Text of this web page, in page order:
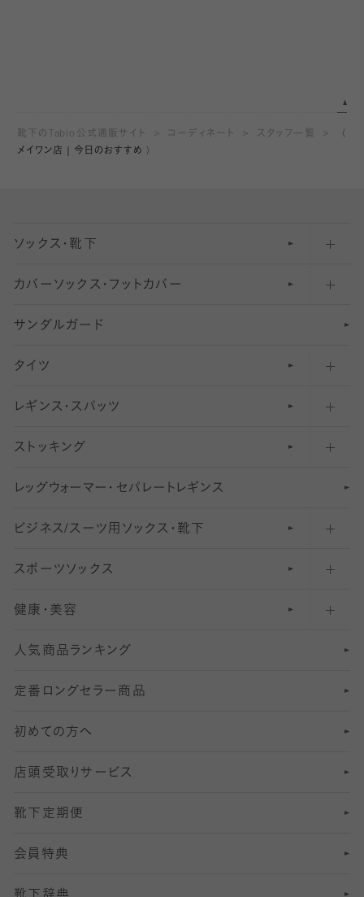
靴下のTabio公式通販サイト コーディネート スタッフ一覧
〈
メイワン店｜今日のおすすめ 〉
ソックス・靴下
五本指ソックス・靴下
足袋ソックス・靴下
無地・プレーンソックス・靴下
柄ソックス・靴下
スニーカー（くるぶし）用ソックス
アンクル・ショートソックス（くるぶし上）
クルーソックス（ふくらはぎ下）
ハイソックス
オーバーニー・ニーハイソックス
カバーソックス・フットカバー
フットカバー・カバーソックス（深め）
フットカバー・カバーソックス（ふつう）
フットカバー・カバーソックス（浅め）
サンダルガード
タイツ
30デニール以下のタイツ（薄手タイツ）
31〜40デニールタイツ
41〜60デニールタイツ
61〜80デニールタイツ
81 〜110デニールタイツ
111〜210デニールタイツ
211デニールタイツ以上（防寒・厚手タイツ）
レギンス・スパッツ
柄レギンス
無地レギンス
レギンスパンツ（レギパン）
マタニティレギンス
5 分丈
6 分丈レギンス
7 分丈 レギンス
8分丈 レギンス
10分丈 レギンス
12分丈レギンス
13分丈レギンス
ストッキング
伝線しにくいストッキング
ショートストッキング
結婚式用ストッキング
美脚ストッキング
オールスルーストッキング
レッ グ ウォー マー ・ セパレー ト レ ギンス
ビジネス/スーツ用 ソックス・靴下
匠シリーズ
フレッシャーズ向けソックス・靴下
冠婚葬祭向けソックス・靴下
スーツカジュアルソックス・靴下
ロングホーズ
スポーツソックス
ランニングソックス・靴下
ゴルフソックス・靴下
サッカー・フットサル用ソックス
ヨガソックス・靴下
スポーツ用レッグウォーマー
SSサイズ（21～23cm）
Sサイズ（22～25cm）
健康・美容
インナーソックス
加圧・着圧ソックス
冷えとり靴下
着圧・加圧タイツ
むくみ対策
足の疲れ対策
人気商品ランキング
定番ロングセラー商品
初めての方へ
店頭受取りサービス
靴下定期便
会員特典